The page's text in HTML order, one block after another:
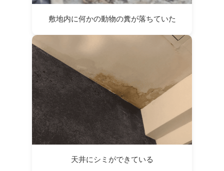
敷地内に何かの動物の糞が落ちていた
天井にシミができている